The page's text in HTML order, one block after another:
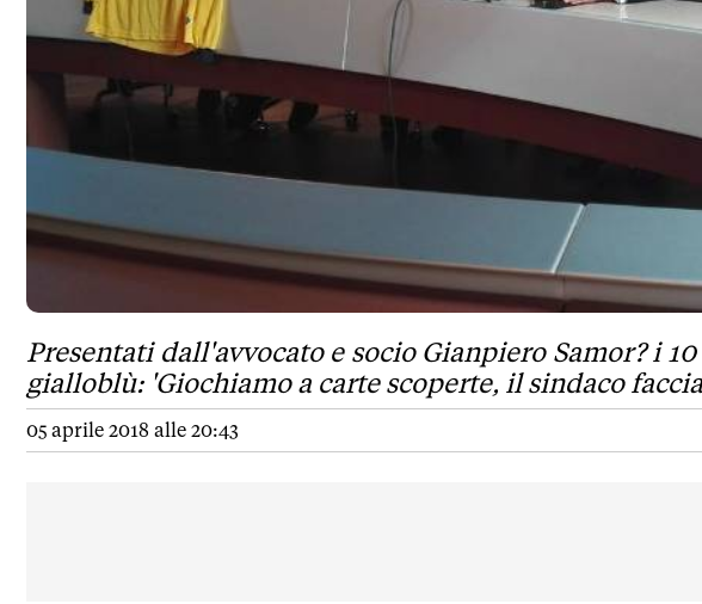
Presentati dall'avvocato e socio Gianpiero Samor? i
gialloblù: 'Giochiamo a carte scoperte, il sindaco
05 aprile 2018 alle 20:43